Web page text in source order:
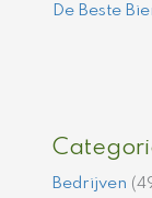
De Beste
Bedrijven